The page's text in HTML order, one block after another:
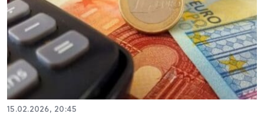
15.02.2026, 20:45